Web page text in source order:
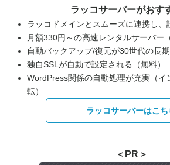
ラッコサーバーがおす
ラッコドメインとスムーズに連携し、
月額330円～の高速レンタルサーバー
自動バックアップ/復元が30世代の長期
独自SSLが自動で設定される（無料）
WordPress関係の自動処理が充実（イ
転）
ラッコサーバーはこち
＜PR＞